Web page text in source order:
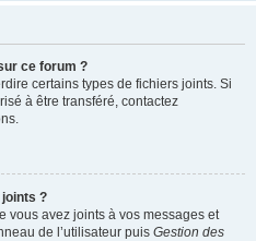
ce forum ?
certains types de fichiers joints. Si
à être transféré, contactez
?
vous avez joints à vos messages et
de l’utilisateur puis Gestion des